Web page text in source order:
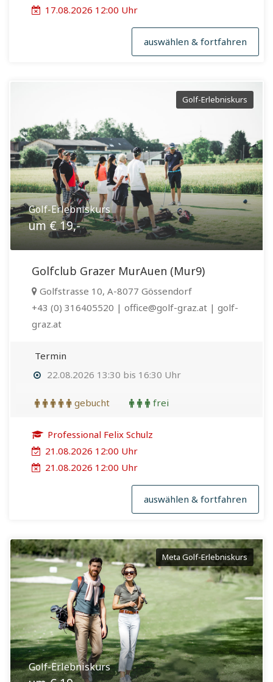
17.08.2026 12:00 Uhr
auswählen & fortfahren
Golf-Erlebniskurs
Golf-Erlebniskurs
um € 19,-
Golfclub Grazer MurAuen (Mur9)
Golfstrasse 10, A-8077 Gössendorf
+43 (0) 316405520 | office@golf-graz.at | golf-
graz.at
Termin
22.08.2026 13:30 bis 16:30 Uhr
gebucht frei
Professional Felix Schulz
21.08.2026 12:00 Uhr
21.08.2026 12:00 Uhr
auswählen & fortfahren
Meta Golf-Erlebniskurs
Golf-Erlebniskurs